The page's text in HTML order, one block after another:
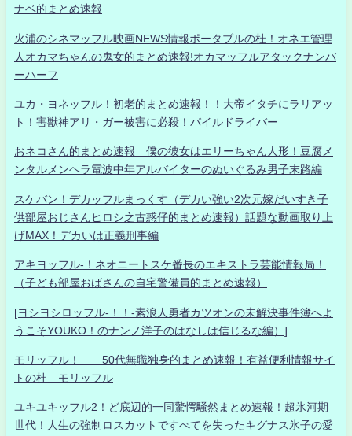
ナベ的まとめ速報
火浦のシネマッフル映画NEWS情報ポータブルの杜！オネエ管理
人オカマちゃんの鬼女的まとめ速報!オカマッフルアタックナンバ
ーハーフ
ユカ・ヨネッフル！初老的まとめ速報！！大帝イタチにラリアッ
ト！害獣神アリ・ガー被害に必殺！パイルドライバー
おネコさん的まとめ速報 僕の彼女はエリーちゃん人形！豆腐メ
ンタルメンヘラ電波中年アルバイターのぬいぐるみ男子末路編
スケバン！デカッフルまっくす（デカい強い2次元嫁だいすき子
供部屋おじさんヒロシ之古惑仔的まとめ速報）話題な動画取り上
げMAX！デカいは正義刑事編
アキヨッフル-！ネオニートスケ番長のエキストラ芸能情報局！
（子ども部屋おばさんの自宅警備員的まとめ速報）
[ヨシヨシロッフル-！！-素浪人勇者カツオンの未解決事件簿へよ
うこそYOUKO！のナンノ洋子のはなしは信じるな編）]
モリッフル！ 50代無職独身的まとめ速報！有益便利情報サイ
トの杜 モリッフル
ユキユキッフル2！ど底辺的一同驚愕騒然まとめ速報！超氷河期
世代！人生の強制ロスカットですべてを失ったキグナス氷子の愛